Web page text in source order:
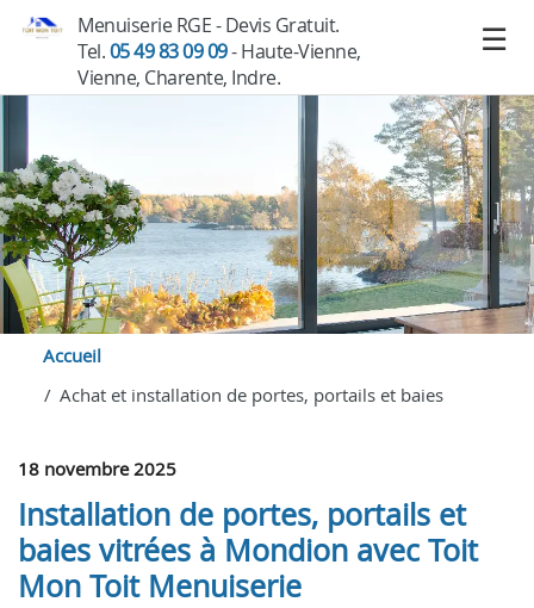
Menuiserie RGE - Devis Gratuit.
Tel.05 49 83 09 09- Haute-Vienne,
Vienne, Charente, Indre.
Accueil
Achat et installation de portes, portails et baies
18 novembre 2025
Installation de portes, portails et
baies vitrées à Mondion avec Toit
Mon Toit Menuiserie